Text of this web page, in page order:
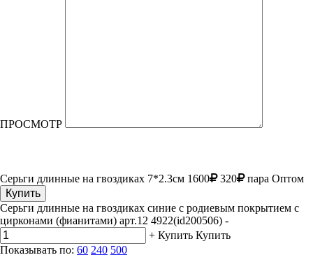
ПРОСМОТР
Серьги длинные на гвоздиках 7*2.3см 1600 320 пара Оптом
Купить
Серьги длинные на гвоздиках синие с родиевым покрытием с
цирконами (фианитами) арт.12 4922(id200506) -
+ Купить Купить
Показывать по: 60 240 500